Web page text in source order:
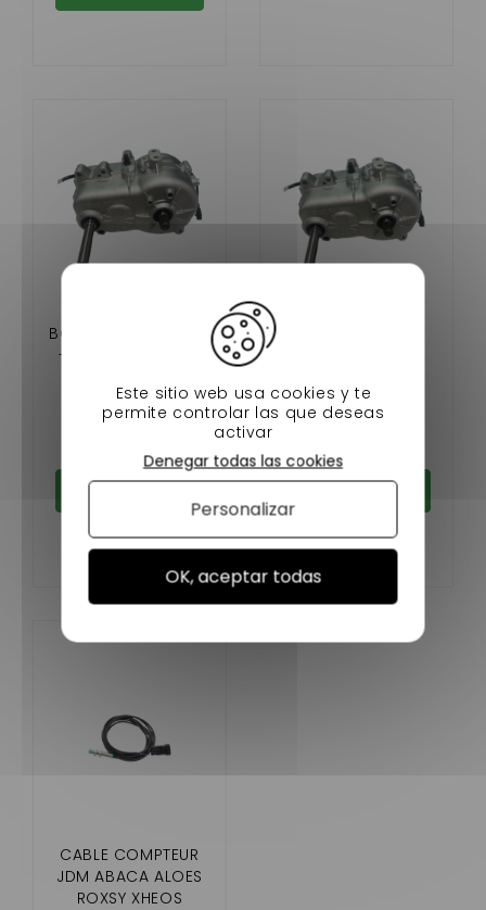
BOITE DE VITESSE 1:10
- CHATENET CH 26
1 190,00 €
Añadir al carrito
,VIRGO/ CHATENET
STELLA ,MEDIA / JDM
D'ORIGINE
749,00 €
Añadir al carrito
CABLE COMPTEUR
JDM ABACA ALOES
ROXSY XHEOS
Este sitio web usa cookies y te
permite controlar las que deseas
activar
OK, aceptar todas
Denegar todas las cookies
Personalizar